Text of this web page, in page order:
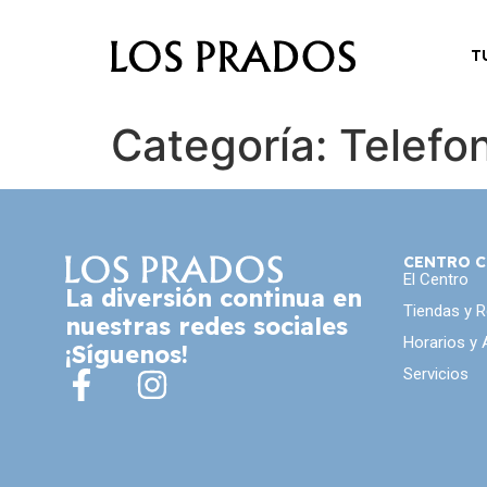
Categoría:
La diversión continua en
nuestras redes sociales
¡Síguenos!
CENTRO
El Centro
Tiendas y
Horarios y
Servicios